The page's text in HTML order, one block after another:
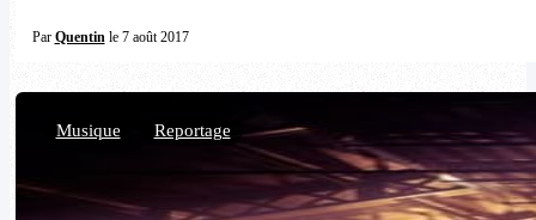
Par Quentinle 7 août 2017
Musique Reportage